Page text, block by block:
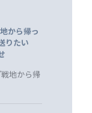
から帰っ
りたい
地から帰